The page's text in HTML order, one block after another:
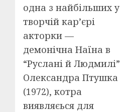
одна з найбільших у
творчій кар’єрі
акторки —
демонічна Наїна в
“Руслані й Людмилі”
Олександра Птушка
(1972), котра
виявляєься для